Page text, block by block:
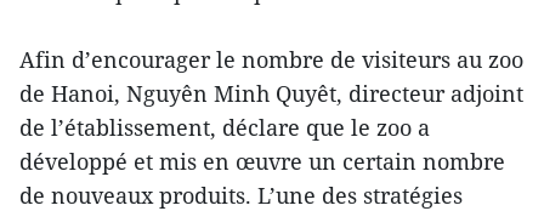
Afin d’encourager le nombre de visiteurs au zoo
de Hanoi, Nguyên Minh Quyêt, directeur adjoint
de l’établissement, déclare que le zoo a
développé et mis en œuvre un certain nombre
de nouveaux produits. L’une des stratégies